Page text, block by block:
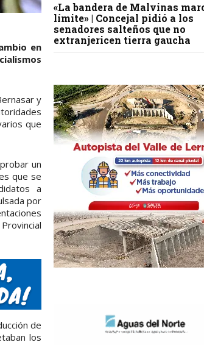
en
y
que
un
que se
a
por
de
los
«La bandera de Malvinas
límite» | Concejal pidió a los
senadores salteños que no
extranjericen tierra gaucha